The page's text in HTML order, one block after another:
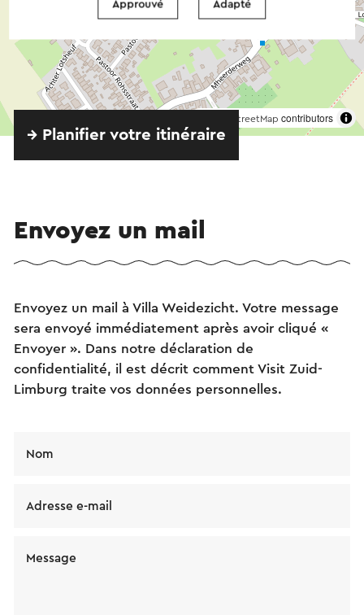
OpenStreetMap contributors
→ Planifier votre itinéraire
Envoyez un mail
Envoyez un mail à Villa Weidezicht. Votre message
sera envoyé immédiatement après avoir cliqué «
Envoyer ». Dans notre déclaration de
confidentialité, il est décrit comment Visit Zuid-
Limburg traite vos données personnelles.
Nom
Adresse e-mail
Message
Approuvé Adapté